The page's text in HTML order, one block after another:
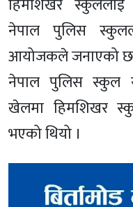
नेपाल पुलिस
आयोजकले जनाएको छ
नेपाल पुलिस स्कुल
खेलमा हिमशिखर
भएको थियो ।